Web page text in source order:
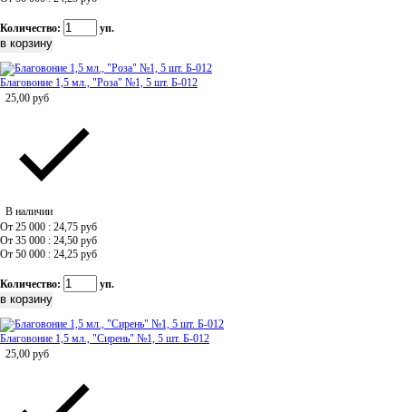
Количество: уп.
Благовоние 1,5 мл., "Роза" №1, 5 шт. Б-012
25,00 руб
В наличии
От 25 000 : 24,75 руб
От 35 000 : 24,50 руб
От 50 000 : 24,25 руб
Количество: уп.
Благовоние 1,5 мл., "Сирень" №1, 5 шт. Б-012
25,00 руб